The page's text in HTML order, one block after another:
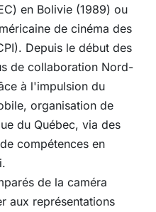
en Bolivie (1989) ou
de cinéma des
Depuis le début des
de collaboration Nord-
à l'impulsion du
organisation de
du Québec, via des
compétences en
de la caméra
aux représentations